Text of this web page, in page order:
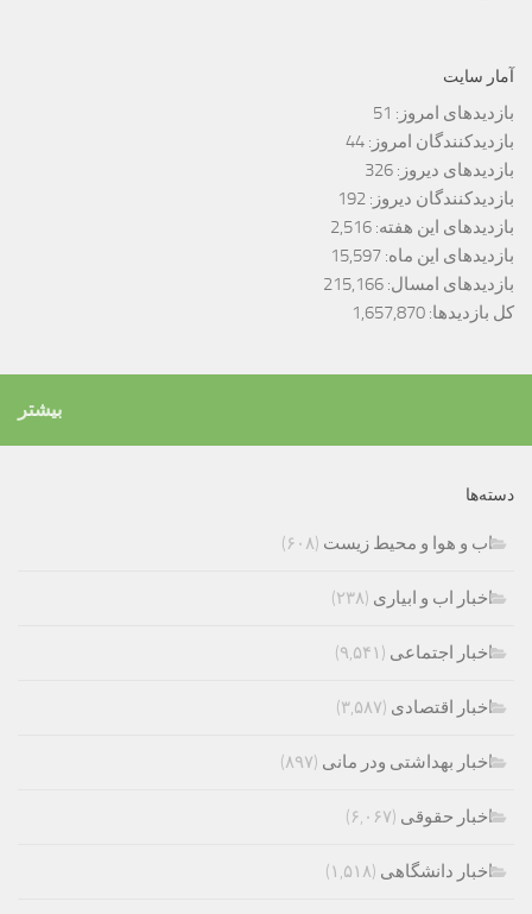
آمار سایت
بازدیدهای امروز: 51
بازدیدکنندگان امروز: 44
بازدیدهای دیروز: 326
بازدیدکنندگان دیروز: 192
بازدیدهای این هفته: 2,516
بازدیدهای این ماه: 15,597
بازدیدهای امسال: 215,166
کل بازدیدها: 1,657,870
بیشتر
دسته‌ها
اب و هوا و محیط زیست (۶۰۸)
اخبار اب و ابیاری (۲۳۸)
اخبار اجتماعی (۹,۵۴۱)
اخبار اقتصادی (۳,۵۸۷)
اخبار بهداشتی ودر مانی (۸۹۷)
اخبار حقوقی (۶,۰۶۷)
اخبار دانشگاهی (۱,۵۱۸)